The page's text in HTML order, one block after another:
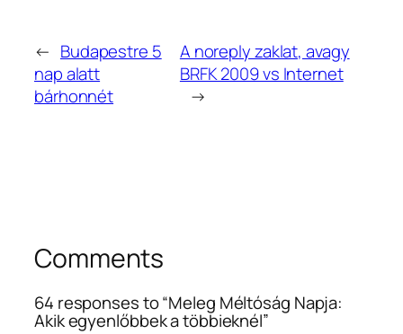
← Budapestre 5
nap alatt
bárhonnét
A noreply zaklat, avagy
BRFK 2009 vs Internet
→
Comments
64 responses to “Meleg Méltóság Napja:
Akik egyenlőbbek a többieknél”